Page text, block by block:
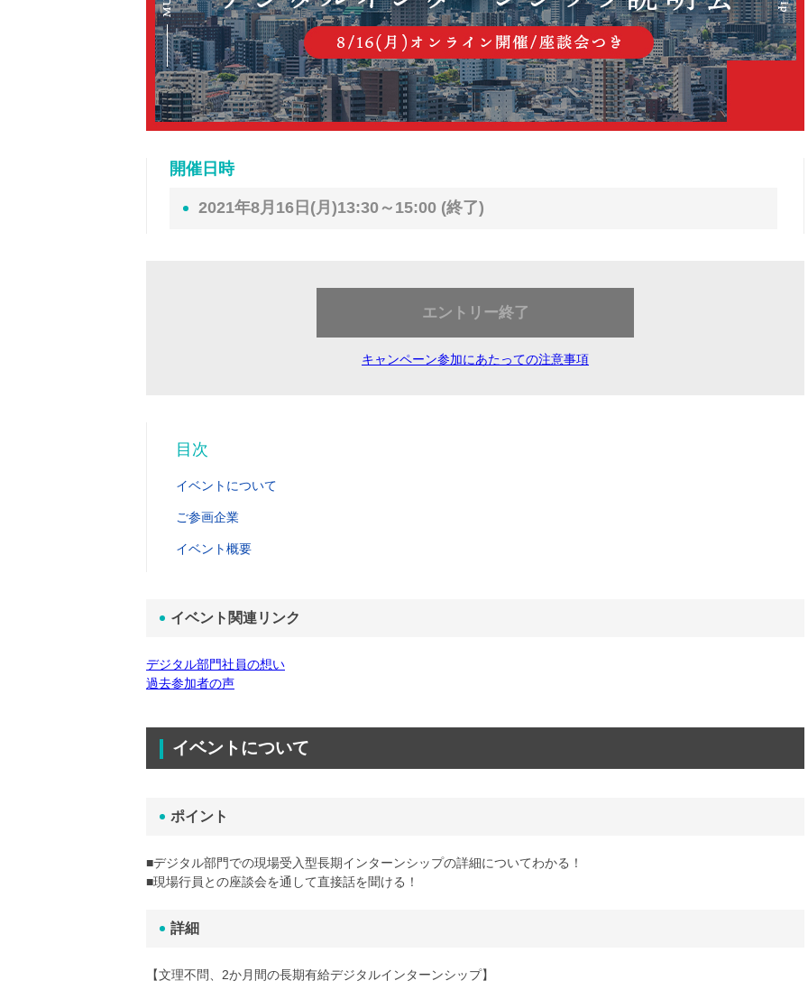
開催日時
2021年8月16日(月)13:30～15:00 (終了)
エントリー終了
キャンペーン参加にあたっての注意事項
目次
イベントについて
ご参画企業
イベント概要
イベント関連リンク
デジタル部門社員の想い
過去参加者の声
イベントについて
ポイント
■デジタル部門での現場受入型長期インターンシップの詳細についてわかる！
■現場行員との座談会を通して直接話を聞ける！
詳細
【文理不問、2か月間の長期有給デジタルインターンシップ】